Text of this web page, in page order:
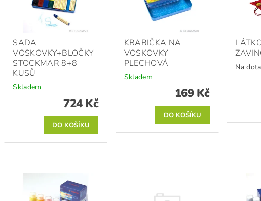
SADA
VOSKOVKY+BLOČKY
STOCKMAR 8+8
KUSŮ
Skladem
724 Kč
KRABIČKA NA
VOSKOVKY
PLECHOVÁ
Skladem
169 Kč
Na